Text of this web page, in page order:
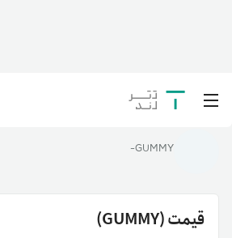
خانه رمزارزها/
GUMMY
GUMMY-
قیمت(GUMMY)